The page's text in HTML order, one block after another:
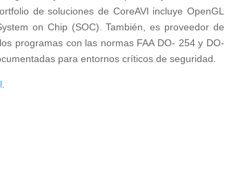
de soluciones de CoreAVI incluye OpenGL
on Chip (SOC). También, es proveedor de
programas con las normas FAA DO- 254 y DO-
para entornos críticos de seguridad.